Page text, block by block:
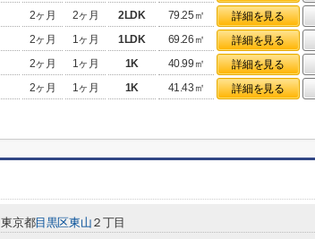
2ヶ月 2ヶ月 2LDK 79.25㎡ 詳細を見る
2ヶ月 1ヶ月 1LDK 69.26㎡ 詳細を見る
2ヶ月 1ヶ月 1K 40.99㎡ 詳細を見る
2ヶ月 1ヶ月 1K 41.43㎡ 詳細を見る
東京都目黒区東山 ２丁目